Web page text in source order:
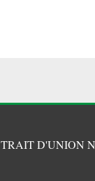
TRAIT D'UNION